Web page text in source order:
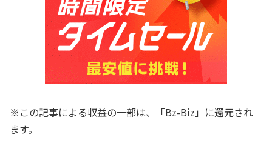
※この記事による収益の一部は、「Bz-Biz」に還元され
ます。